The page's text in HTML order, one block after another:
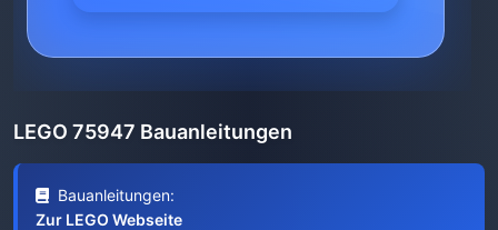
LEGO 75947 Bauanleitungen
Bauanleitungen:
Zur LEGO Webseite